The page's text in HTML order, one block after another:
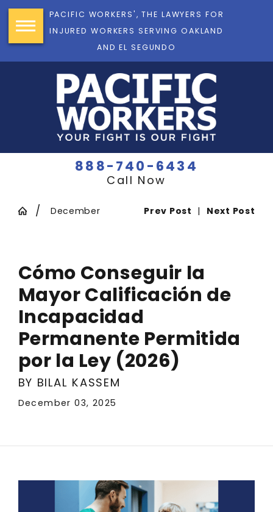
PACIFIC WORKERS', THE LAWYERS FOR
INJURED WORKERS SERVING OAKLAND
AND EL SEGUNDO
888-740-6434
Call Now
December Prev Post | Next Post
Cómo Conseguir la
Mayor Calificación de
Incapacidad
Permanente Permitida
por la Ley (2026)
BY BILAL KASSEM
December 03, 2025